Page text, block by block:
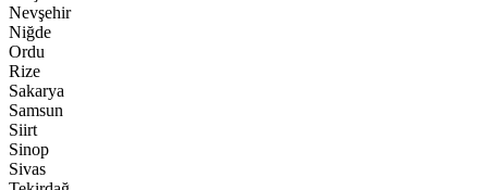
Nevşehir
Niğde
Ordu
Rize
Sakarya
Samsun
Siirt
Sinop
Sivas